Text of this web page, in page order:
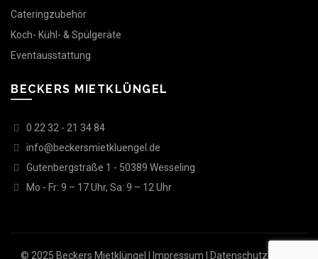
Cateringzubehör
Koch- Kühl- & Spülgeräte
Eventausstattung
BECKERS MIETKLÜNGEL
0 22 32 - 21 34 84
info@beckersmietkluengel.de
Gutenbergstraße 1 - 50389 Wesseling
Mo - Fr: 9 – 17 Uhr, Sa: 9 – 12 Uhr
© 2025 Beckers Mietklüngel | Impressum | Datenschutz